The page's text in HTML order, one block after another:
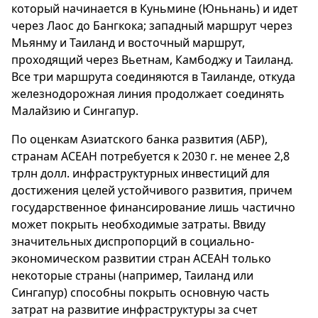
который начинается в Куньмине (Юньнань) и идет
через Лаос до Бангкока; западный маршрут через
Мьянму и Таиланд и восточный маршрут,
проходящий через Вьетнам, Камбоджу и Таиланд.
Все три маршрута соединяются в Таиланде, откуда
железнодорожная линия продолжает соединять
Малайзию и Сингапур.
По оценкам Азиатского банка развития (АБР),
странам АСЕАН потребуется к 2030 г. не менее 2,8
трлн долл. инфраструктурных инвестиций для
достижения целей устойчивого развития, причем
государственное финансирование лишь частично
может покрыть необходимые затраты. Ввиду
значительных диспропорций в социально-
экономическом развитии стран АСЕАН только
некоторые страны (например, Таиланд или
Сингапур) способны покрыть основную часть
затрат на развитие инфраструктуры за счет